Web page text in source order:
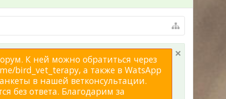
К ней можно обратиться через
bird_vet_terapy, а также в WatsApp
в нашей ветконсультации.
без ответа. Благодарим за